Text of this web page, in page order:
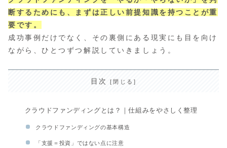
断するためにも、まずは正しい前提知識を持つことが重
要です。
成功事例だけでなく、その裏側にある現実にも目を向け
ながら、ひとつずつ解説していきましょう。
目次
クラウドファンディングとは？｜仕組みをやさしく整理
クラウドファンディングの基本構造
「支援＝投資」ではない点に注意